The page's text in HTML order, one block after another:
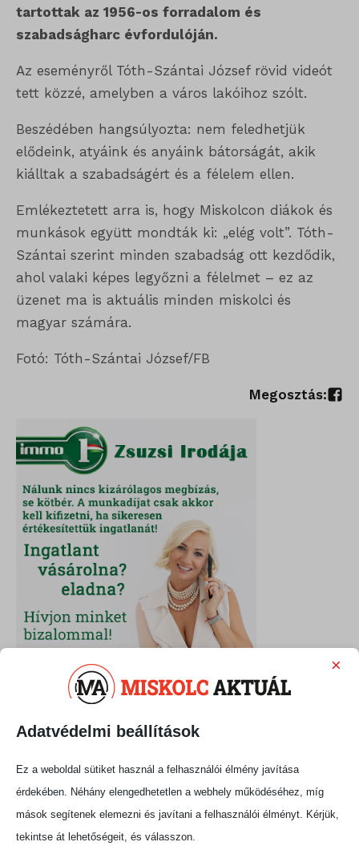
tartottak az 1956-os forradalom és
szabadságharc évfordulóján.
Az eseményről Tóth-Szántai József rövid videót
tett közzé, amelyben a város lakóihoz szólt.
Beszédében hangsúlyozta: nem feledhetjük
elődeink, atyáink és anyáink bátorságát, akik
kiálltak a szabadságért és a félelem ellen.
Emlékeztetett arra is, hogy Miskolcon diákok és
munkások együtt mondták ki: „elég volt”. Tóth-
Szántai szerint minden szabadság ott kezdődik,
ahol valaki képes legyőzni a félelmet – ez az
üzenet ma is aktuális minden miskolci és
magyar számára.
Fotó: Tóth-Szántai József/FB
Megosztás:
Adatvédelmi beállítások
×
Ez a weboldal sütiket használ a felhasználói élmény javítása
érdekében. Néhány elengedhetetlen a webhely működéséhez, míg
mások segítenek elemezni és javítani a felhasználói élményt. Kérjük,
tekintse át lehetőségeit, és válasszon.